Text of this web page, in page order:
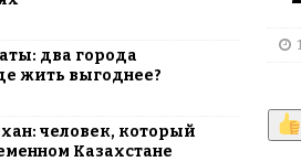
2026 ] Казахстанские юные
два города
жить выгоднее?
человек, который
Казахстане